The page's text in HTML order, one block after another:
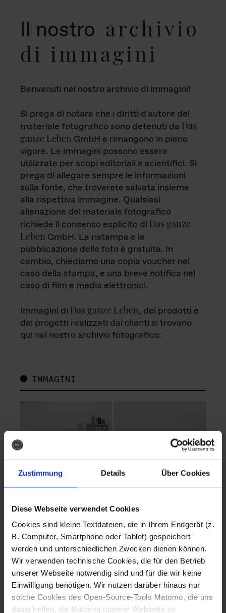
Zustimmung Details Über Cookies
Diese Webseite verwendet Cookies
Cookies sind kleine Textdateien, die in Ihrem Endgerät (z.
B. Computer, Smartphone oder Tablet) gespeichert
werden und unterschiedlichen Zwecken dienen können.
Wir verwenden technische Cookies, die für den Betrieb
unserer Webseite notwendig sind und für die wir keine
Einwilligung benötigen. Wir nutzen darüber hinaus nur
solche Cookies des Open-Source-Tools Matomo, die uns
dabei helfen, die Nutzung unserer Webseite zu
Il nostro archivio
di immagini
Benvenuti nel nostro archivio di immagini!
Si prega di notare che i diritti d'autore del
materiale fotografico sono detenuti da Das
ganze Leben GmbH e rimangono in pieno
vigore. Le immagini possono essere
utilizzate per scopi editoriali e scientifici. Si
prega di allegare sempre le informazioni
sulla fonte, che troverete salvata insieme
alla rispettiva immagine. Qualsiasi
alienazione del materiale fotografico
richiede il consenso esplicito di Das ganze
Leben GmbH. La ristampa e la
pubblicazione delle foto è gratuita. In
cambio, chiediamo una copia voucher nel
caso della stampa, e una breve notifica nel
caso di film e media elettronici.
Immagini di Das ganze Leben, dei prodotti e
dei progetti realizzati dai clienti si trovano
qui nel nostro archivio fotografico:
IMMAGINI
Fotografo: Lorenz
Sternbach
Download
Fotografo: Lorenz
Sternbach
Download